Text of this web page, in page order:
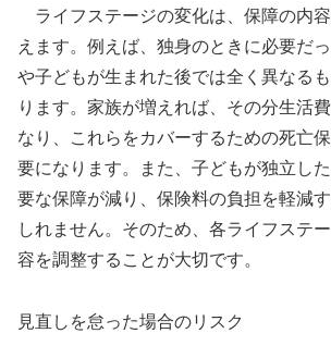
ライフステージの変化は、保障の内
えます。例えば、独身のときに必要だ
や子どもが生まれた後では全く異なる
ります。家族が増えれば、その分生活
なり、これらをカバーするための死亡
要になります。また、子どもが独立し
要な保障が減り、保険料の負担を軽減
しれません。そのため、各ライフステ
容を調整することが大切です。
見直しを怠った場合のリスク